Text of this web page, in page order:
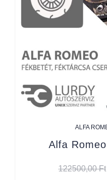
ALFA
Alfa
122500,00Ft